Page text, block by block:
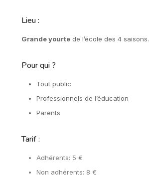
Lieu :
Grande yourte de l’école des 4 saisons.
Pour qui ?
Tout public
Professionnels de l’éducation
Parents
Tarif :
Adhérents: 5 €
Non adhérents: 8 €